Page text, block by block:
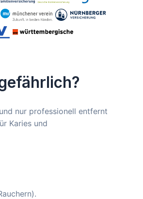
nur professionell entfernt
Karies und